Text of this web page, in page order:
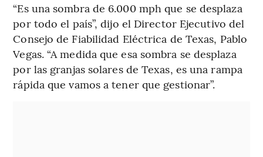
“Es una sombra de 6.000 mph que se desplaza
por todo el país”, dijo el Director Ejecutivo del
Consejo de Fiabilidad Eléctrica de Texas, Pablo
Vegas. “A medida que esa sombra se desplaza
por las granjas solares de Texas, es una rampa
rápida que vamos a tener que gestionar”.